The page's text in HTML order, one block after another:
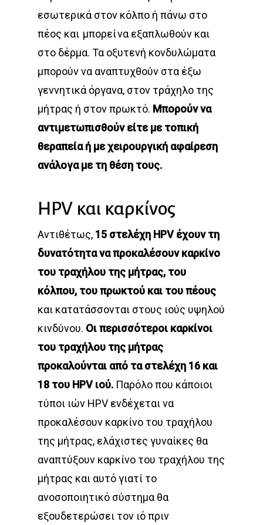
εσωτερικά στον κόλπο ή πάνω στο
πέος και μπορεί να εξαπλωθούν και
στο δέρμα. Τα οξυτενή κονδυλώματα
μπορούν να αναπτυχθούν στα έξω
γεννητικά όργανα, στον τράχηλο της
μήτρας ή στον πρωκτό. Μπορούν να
αντιμετωπισθούν είτε με τοπική
θεραπεία ή με χειρουργική αφαίρεση
ανάλογα με τη θέση τους.
HPV και καρκίνος
Αντιθέτως, 15 στελέχη HPV έχουν τη
δυνατότητα να προκαλέσουν καρκίνο
του τραχήλου της μήτρας, του
κόλπου, του πρωκτού και του πέους
και κατατάσσονται στους ιούς υψηλού
κινδύνου. Οι περισσότεροι καρκίνοι
του τραχήλου της μήτρας
προκαλούνται από τα στελέχη 16 και
18 του HPV ιού. Παρόλο που κάποιοι
τύποι ιών HPV ενδέχεται να
προκαλέσουν καρκίνο του τραχήλου
της μήτρας, ελάχιστες γυναίκες θα
αναπτύξουν καρκίνο του τραχήλου της
μήτρας και αυτό γιατί το
ανοσοποιητικό σύστημα θα
εξουδετερώσει τον ιό πριν